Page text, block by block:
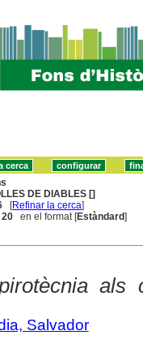
DE DIABLES []
[Refinar la cerca]
20 en el format [Estàndard]
als
Salvador